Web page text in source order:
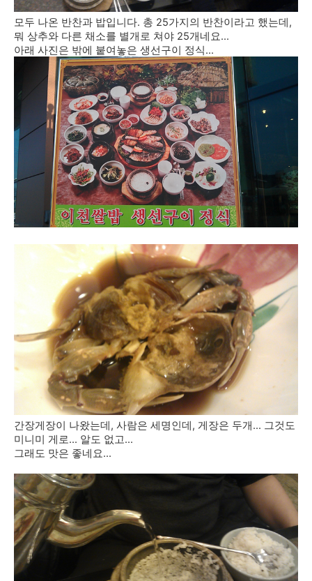
모두 나온 반찬과 밥입니다. 총 25가지의 반찬이라고 했는데,
뭐 상추와 다른 채소를 별개로 쳐야 25개네요...
아래 사진은 밖에 붙여놓은 생선구이 정식...
간장게장이 나왔는데, 사람은 세명인데, 게장은 두개... 그것도
미니미 게로... 알도 없고...
그래도 맛은 좋네요...